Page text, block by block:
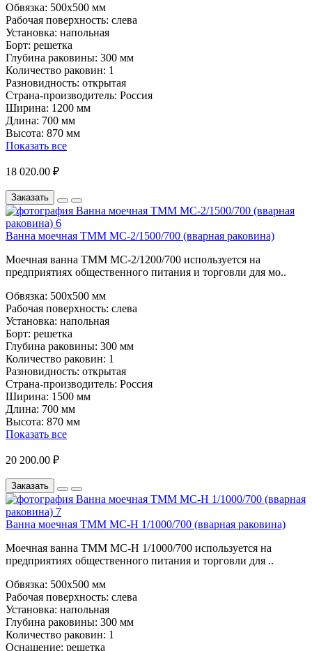
Обвязка: 500х500 мм
Рабочая поверхность: слева
Установка: напольная
Борт: решетка
Глубина раковины: 300 мм
Количество раковин: 1
Разновидность: открытая
Страна-производитель: Россия
Ширина: 1200 мм
Длина: 700 мм
Высота: 870 мм
Показать все
18 020.00 ₽
Заказать
Ванна моечная ТММ МС-2/1500/700 (вварная раковина)
Моечная ванна ТММ МС-2/1200/700 используется на
предприятиях общественного питания и торговли для мо..
Обвязка: 500х500 мм
Рабочая поверхность: слева
Установка: напольная
Борт: решетка
Глубина раковины: 300 мм
Количество раковин: 1
Разновидность: открытая
Страна-производитель: Россия
Ширина: 1500 мм
Длина: 700 мм
Высота: 870 мм
Показать все
20 200.00 ₽
Заказать
Ванна моечная ТММ МС-Н 1/1000/700 (вварная раковина)
Моечная ванна ТММ МС-Н 1/1000/700 используется на
предприятиях общественного питания и торговли для ..
Обвязка: 500х500 мм
Рабочая поверхность: слева
Установка: напольная
Глубина раковины: 300 мм
Количество раковин: 1
Оснащение: решетка